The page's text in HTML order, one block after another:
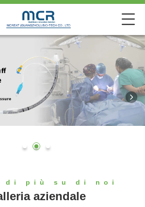
di più su di noi
aziendale